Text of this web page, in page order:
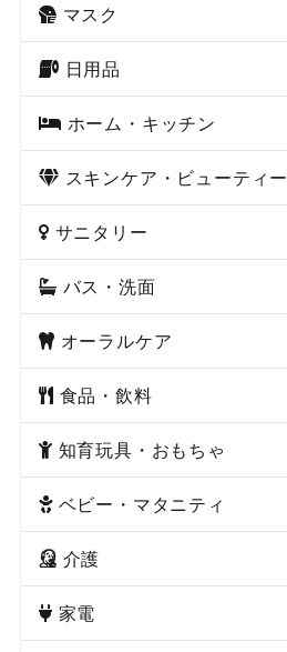
マスク
日用品
ホーム・キッチン
スキンケア・ビューティー
サニタリー
バス・洗面
オーラルケア
食品・飲料
知育玩具・おもちゃ
ベビー・マタニティ
介護
家電